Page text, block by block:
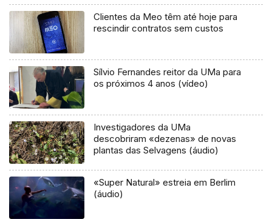
Clientes da Meo têm até hoje para
rescindir contratos sem custos
Sílvio Fernandes reitor da UMa para
os próximos 4 anos (vídeo)
Investigadores da UMa
descobriram «dezenas» de novas
plantas das Selvagens (áudio)
«Super Natural» estreia em Berlim
(áudio)